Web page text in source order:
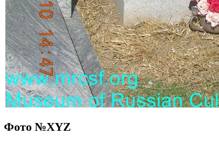
Фото №XYZ